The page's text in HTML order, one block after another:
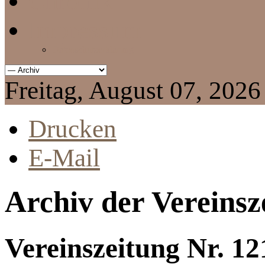
Freitag, August 07, 2026
Drucken
E-Mail
Archiv der
Vereinszeitung Nr.